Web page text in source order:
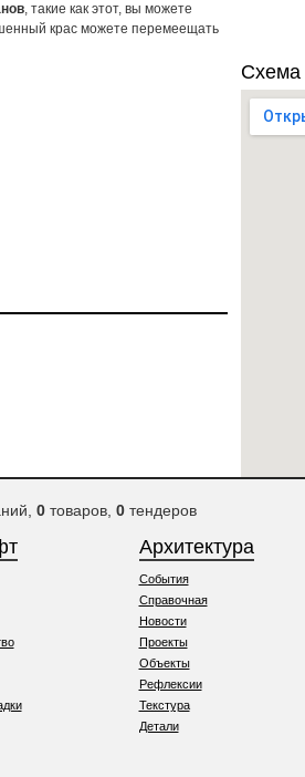
, такие как этот, вы можете
крас можете перемеещать
Схема
0товаров, 0тендеров
Архитектура
События
Справочная
Новости
Проекты
Объекты
Рефлексии
Текстура
Детали